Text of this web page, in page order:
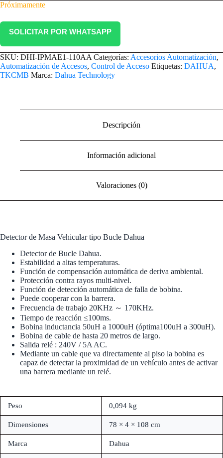
Próximamente
SOLICITAR POR WHATSAPP
SKU: DHI-IPMAE1-110AA Categorías: Accesorios Automatización,
Automatización de Accesos, Control de Acceso Etiquetas: DAHUA,
TKCMB Marca: Dahua Technology
Descripción
Información adicional
Valoraciones (0)
Detector de Masa Vehicular tipo Bucle Dahua
Detector de Bucle Dahua.
Estabilidad a altas temperaturas.
Función de compensación automática de deriva ambiental.
Protección contra rayos multi-nivel.
Función de detección automática de falla de bobina.
Puede cooperar con la barrera.
Frecuencia de trabajo 20KHz ～ 170KHz.
Tiempo de reacción ≤100ms.
Bobina inductancia 50uH a 1000uH (óptima100uH a 300uH).
Bobina de cable de hasta 20 metros de largo.
Salida relé : 240V / 5A AC.
Mediante un cable que va directamente al piso la bobina es
capaz de detectar la proximidad de un vehículo antes de activar
una barrera mediante un relé.
Peso 0,094 kg
Dimensiones 78 × 4 × 108 cm
Marca Dahua